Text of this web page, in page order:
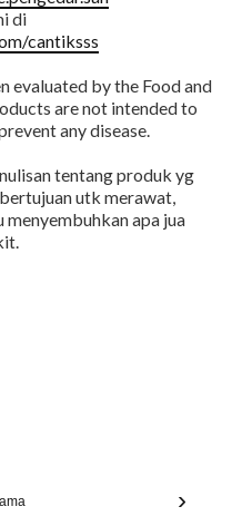
di
cantiksss
evaluated by the Food and
are not intended to
any disease.
tentang produk yg
utk merawat,
menyembuhkan apa jua
›